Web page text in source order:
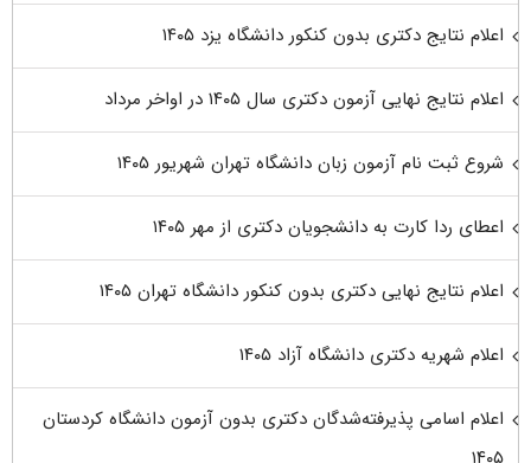
اعلام نتایج دکتری بدون کنکور دانشگاه یزد ۱۴۰۵
اعلام نتایج نهایی آزمون دکتری سال ۱۴۰۵ در اواخر مرداد
شروع ثبت نام آزمون زبان دانشگاه تهران شهریور ۱۴۰۵
اعطای ردا کارت به دانشجویان دکتری از مهر ۱۴۰۵
اعلام نتایج نهایی دکتری بدون کنکور دانشگاه تهران ۱۴۰۵
اعلام شهریه دکتری دانشگاه آزاد ۱۴۰۵
اعلام اسامی پذیرفته‌شدگان دکتری بدون آزمون دانشگاه کردستان